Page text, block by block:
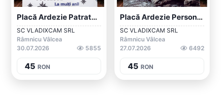
Placă Ardezie Patrata Personalizata SH 1...
SC VLADIXCAM SRL
Râmnicu Vâlcea
30.07.2026
5855
45 RON
Placă Ardezie Personalizata Cu Margini T...
SC VLADIXCAM SRL
Râmnicu Vâlcea
27.07.2026
6492
45 RON